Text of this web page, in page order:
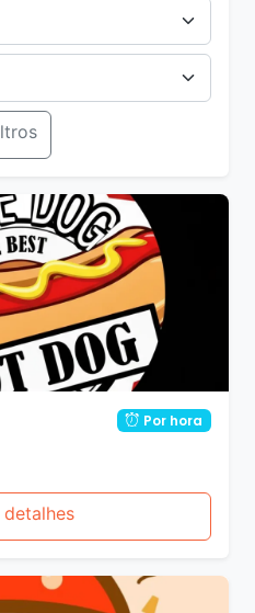
Por hora
detalhes